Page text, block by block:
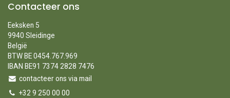
Contacteer ons
Eeksken 5
9940 Sleidinge
België
BTW BE 0454.767.969
IBAN BE91 7374 2828 7476
contacteer ons via mail
+32 9 250 00 00